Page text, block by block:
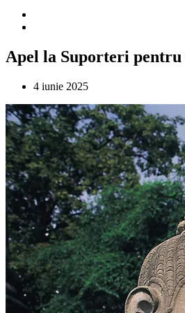
Apel la Suporteri
4 iunie 2025